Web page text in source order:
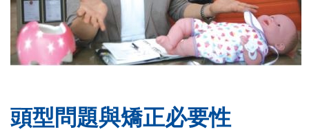
頭型問題與矯正必要性